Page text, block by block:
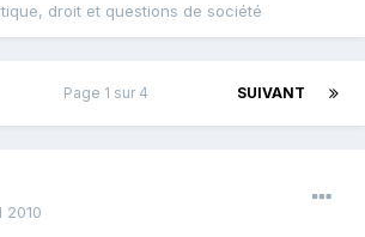
droit et questions de société
SUIVANT
Page 1 sur 4
2010